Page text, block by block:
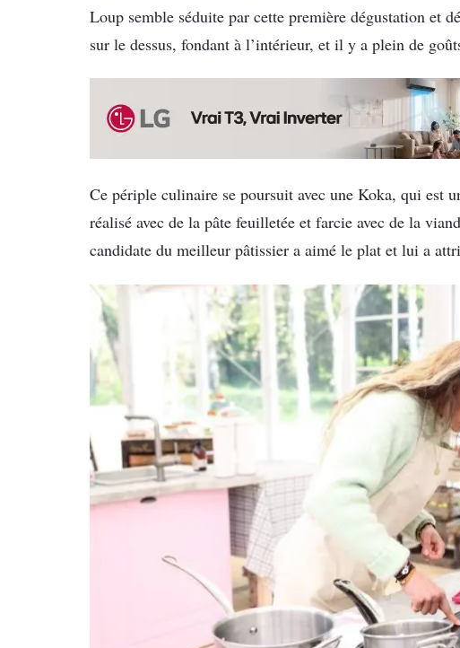
Loup semble séduite par cette première dégustation et
sur le dessus, fondant à l’intérieur, et il y a plein de
Ce périple culinaire se poursuit avec une Koka, qui est
réalisé avec de la pâte feuilletée et farcie avec de la
candidate du meilleur pâtissier a aimé le plat et lui a